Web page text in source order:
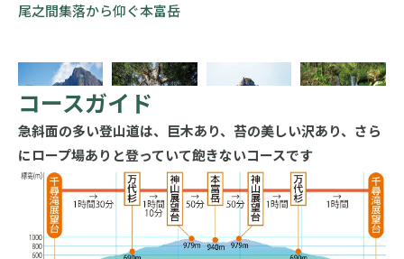
尾之間集落から仰ぐ本富岳
コースガイド
急斜面の多い登山道は、巨木あり、苔の美しい沢あり、さら
にロープ場ありと登っていて飽きないコースです